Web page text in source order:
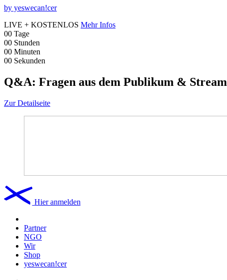
by yeswecan!cer
LIVE + KOSTENLOS Mehr Infos
00 Tage
00 Stunden
00 Minuten
00 Sekunden
Q&A: Fragen aus dem Publikum & Stream
Zur Detailseite
Hier anmelden
Partner
NGO
Wir
Shop
yeswecan!cer